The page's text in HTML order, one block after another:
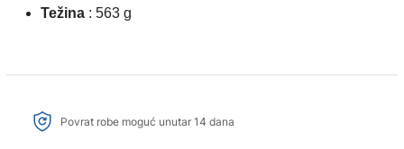
Težina : 563 g
Povrat robe moguć unutar 14 dana